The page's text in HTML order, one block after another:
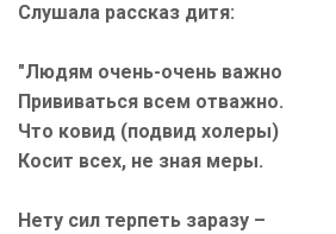
Слушала рассказ дитя:
"Людям очень-очень важно
Прививаться всем отважно.
Что ковид (подвид холеры)
Косит всех, не зная меры.
Нету сил терпеть заразу –